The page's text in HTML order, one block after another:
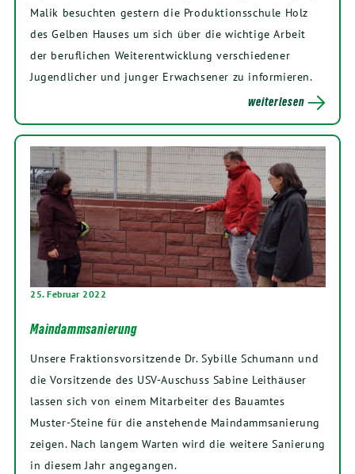
Malik besuchten gestern die Produktionsschule Holz
des Gelben Hauses um sich über die wichtige Arbeit
der beruflichen Weiterentwicklung verschiedener
Jugendlicher und junger Erwachsener zu informieren.
weiterlesen
25. Februar 2022
Maindammsanierung
Unsere Fraktionsvorsitzende Dr. Sybille Schumann und
die Vorsitzende des USV-Auschuss Sabine Leithäuser
lassen sich von einem Mitarbeiter des Bauamtes
Muster-Steine für die anstehende Maindammsanierung
zeigen. Nach langem Warten wird die weitere Sanierung
in diesem Jahr angegangen.